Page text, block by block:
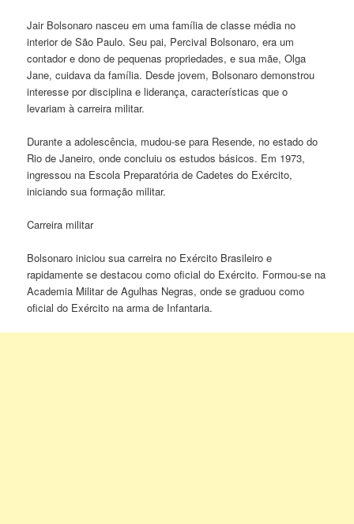
Jair Bolsonaro nasceu em uma família de classe média no
interior de São Paulo. Seu pai, Percival Bolsonaro, era um
contador e dono de pequenas propriedades, e sua mãe, Olga
Jane, cuidava da família. Desde jovem, Bolsonaro demonstrou
interesse por disciplina e liderança, características que o
levariam à carreira militar.
Durante a adolescência, mudou-se para Resende, no estado do
Rio de Janeiro, onde concluiu os estudos básicos. Em 1973,
ingressou na Escola Preparatória de Cadetes do Exército,
iniciando sua formação militar.
Carreira militar
Bolsonaro iniciou sua carreira no Exército Brasileiro e
rapidamente se destacou como oficial do Exército. Formou-se na
Academia Militar de Agulhas Negras, onde se graduou como
oficial do Exército na arma de Infantaria.